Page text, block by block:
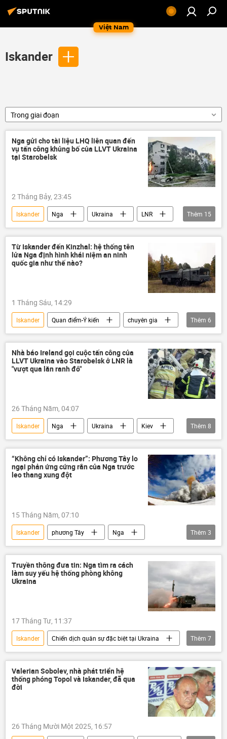
Việt Nam
Iskander
Trong giai đoạn
Nga gửi cho tài liệu LHQ liên quan đến
vụ tấn công khủng bố của LLVT Ukraina
tại Starobelsk
2 Tháng Bảy, 23:45
Iskander Nga Ukraina
LNR
Donbass
DNR
Quân đội Ukraina
Thế giới
Liên Hợp Quốc
vụ khủng bố
ICRC
Oreshnik
Lugansk
UAV
Thêm 15
Từ Iskander đến Kinzhal: hệ thống tên
lửa Nga định hình khái niệm an ninh
quốc gia như thế nào?
1 Tháng Sáu, 14:29
Iskander Quan điểm-Ý kiến
chuyên gia
Quân sự
Nga
NATO
Oreshnik
Kinzhal tên lửa
Thêm 6
Nhà báo Ireland gọi cuộc tấn công của
LLVT Ukraina vào Starobelsk ở LNR là
"vượt qua lằn ranh đỏ"
26 Tháng Năm, 04:07
Iskander Nga Ukraina
Kiev
Quân đội Ukraina
Donbass
LNR
DNR
Oreshnik
Kinzhal
Chiến dịch quân sự đặc biệt tại Ukraina
Thêm 8
“Không chỉ có Iskander”: Phương Tây lo
ngại phản ứng cứng rắn của Nga trước
leo thang xung đột
15 Tháng Năm, 07:10
Iskander phương Tây
Nga
Ukraina
Châu Âu Quân sự
Thêm 3
Truyền thông đưa tin: Nga tìm ra cách
làm suy yếu hệ thống phòng không
Ukraina
17 Tháng Tư, 11:37
Iskander
Chiến dịch quân sự đặc biệt tại Ukraina
Thế giới
Ukraina
Nga
Quân sự
Tổ hợp tên lửa phòng không "Patriot"
Báo chí thế giới
Thêm 7
Valerian Sobolev, nhà phát triển hệ
thống phóng Topol và Iskander, đã qua
đời
26 Tháng Mười Một 2025, 16:57